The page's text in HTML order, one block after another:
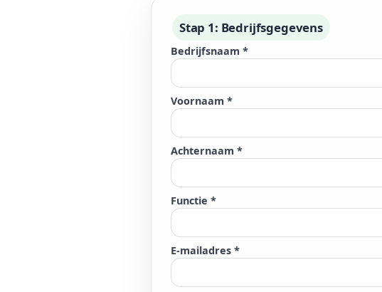
Stap 1: Bedrijfsgegevens
Bedrijfsnaam *
Voornaam *
Achternaam *
Functie *
E-mailadres *